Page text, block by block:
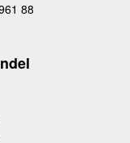
88